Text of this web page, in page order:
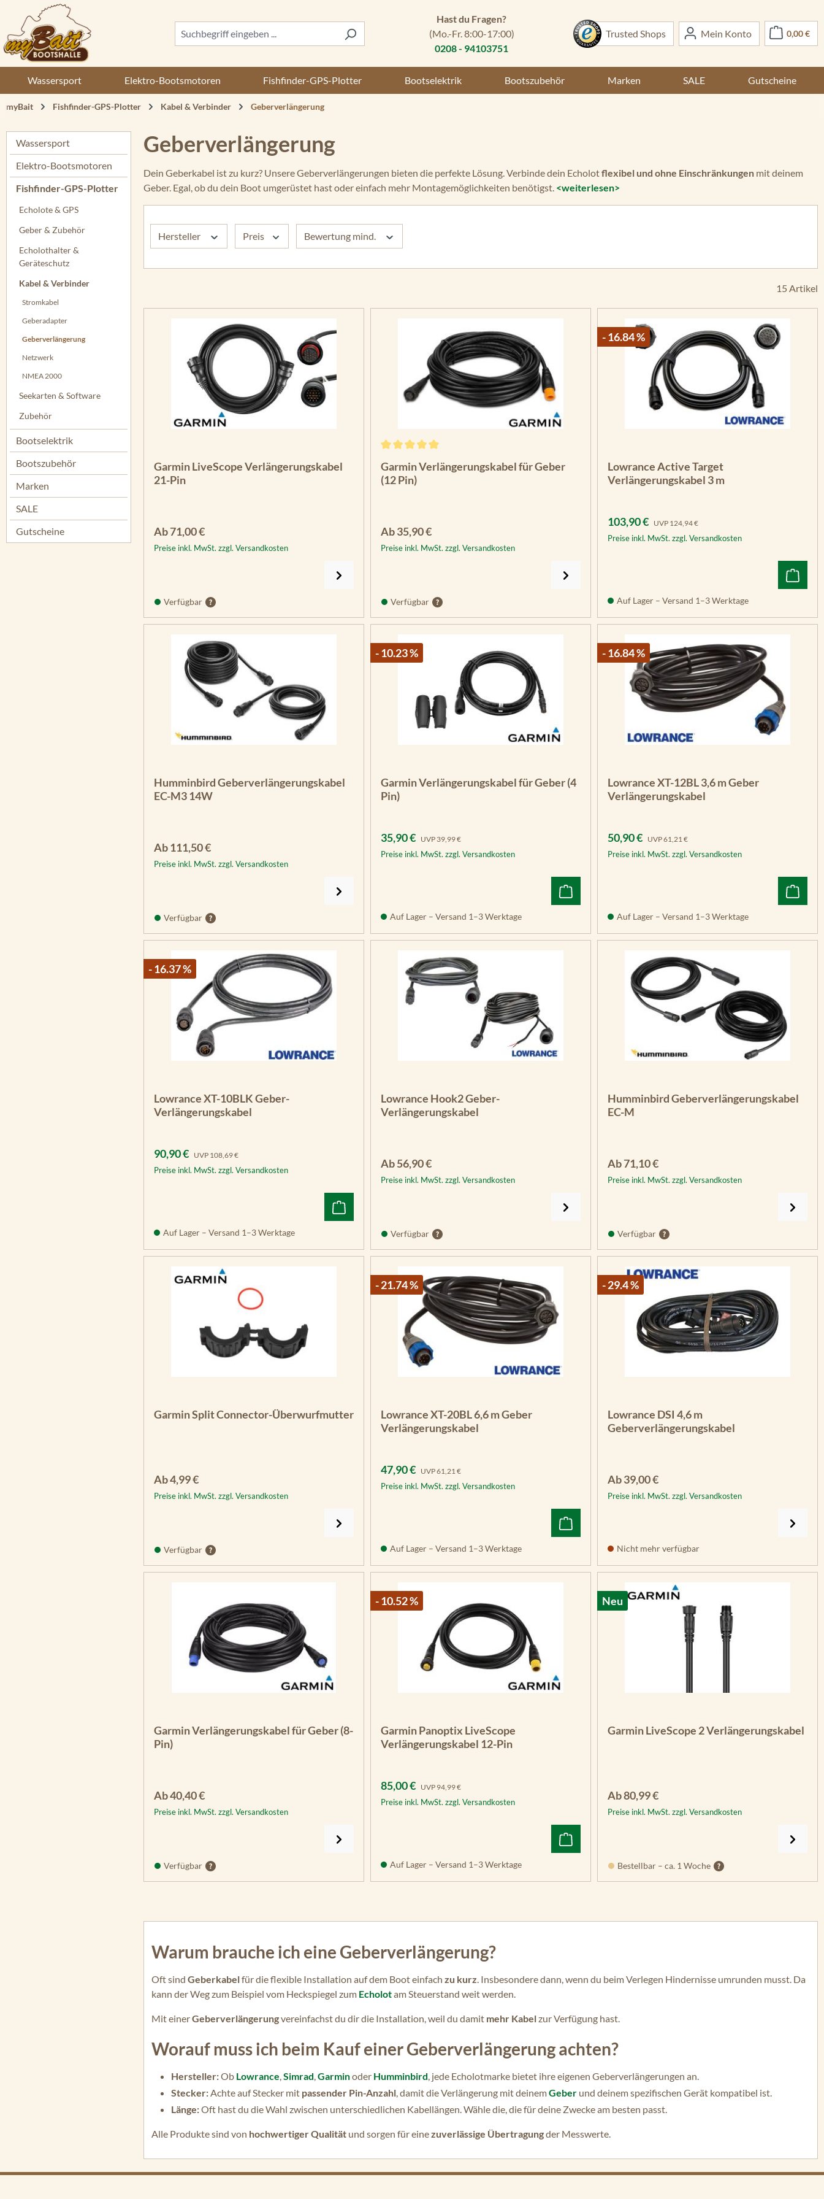
Hauptinhalt springen
Zur Suche springen
Zur Hauptnavigation springen
Hast du Fragen?
(Mo.-Fr. 8:00-17:00)
0208 - 94103751
Trusted Shops Mein Konto 0,00 €
Wassersport Elektro-Bootsmotoren Fishfinder-GPS-Plotter Bootselektrik Bootszubehör Marken SALE Gutscheine
myBait Fishfinder-GPS-Plotter Kabel & Verbinder Geberverlängerung
Wassersport
Elektro-Bootsmotoren
Fishfinder-GPS-Plotter
Echolote & GPS
Geber & Zubehör
Echolothalter &
Geräteschutz
Kabel & Verbinder
Stromkabel
Geberadapter
Geberverlängerung
Netzwerk
NMEA 2000
Seekarten & Software
Zubehör
Bootselektrik
Bootszubehör
Marken
SALE
Gutscheine
Geberverlängerung
Dein Geberkabel ist zu kurz? Unsere Geberverlängerungen bieten die perfekte Lösung. Verbinde dein Echolotflexibel und ohne Einschränkungen mit deinem
Geber. Egal, ob du dein Boot umgerüstet hast oder einfach mehr Montagemöglichkeiten benötigst. <weiterlesen>
Hersteller Preis Bewertung mind.
15 Artikel
Garmin LiveScope Verlängerungskabel
21-Pin
Regulärer Preis:
Ab71,00 €
Preise inkl. MwSt. zzgl. Versandkosten
Verfügbar
Garmin Verlängerungskabel für Geber
(12 Pin)
Regulärer Preis:
Ab35,90 €
Preise inkl. MwSt. zzgl. Versandkosten
Verfügbar
- 16.84 %
Lowrance Active Target
Verlängerungskabel 3 m
Verkaufspreis:
103,90 € UVP Regulärer Preis:
124,94 €
Preise inkl. MwSt. zzgl. Versandkosten
Auf Lager – Versand 1–3 Werktage
Humminbird Geberverlängerungskabel
EC-M3 14W
Regulärer Preis:
Ab111,50 €
Preise inkl. MwSt. zzgl. Versandkosten
Verfügbar
- 10.23 %
Garmin Verlängerungskabel für Geber (4
Pin)
Verkaufspreis:
35,90 € UVP Regulärer Preis:
39,99 €
Preise inkl. MwSt. zzgl. Versandkosten
Auf Lager – Versand 1–3 Werktage
- 16.84 %
Lowrance XT-12BL 3,6 m Geber
Verlängerungskabel
Verkaufspreis:
50,90 € UVP Regulärer Preis:
61,21 €
Preise inkl. MwSt. zzgl. Versandkosten
Auf Lager – Versand 1–3 Werktage
- 16.37 %
Lowrance XT-10BLK Geber-
Verlängerungskabel
Verkaufspreis:
90,90 € UVP Regulärer Preis:
108,69 €
Preise inkl. MwSt. zzgl. Versandkosten
Auf Lager – Versand 1–3 Werktage
Lowrance Hook2 Geber-
Verlängerungskabel
Regulärer Preis:
Ab56,90 €
Preise inkl. MwSt. zzgl. Versandkosten
Verfügbar
Humminbird Geberverlängerungskabel
EC-M
Regulärer Preis:
Ab71,10 €
Preise inkl. MwSt. zzgl. Versandkosten
Verfügbar
Garmin Split Connector-Überwurfmutter
Regulärer Preis:
Ab4,99 €
Preise inkl. MwSt. zzgl. Versandkosten
Verfügbar
- 21.74 %
Lowrance XT-20BL 6,6 m Geber
Verlängerungskabel
Verkaufspreis:
47,90 € UVP Regulärer Preis:
61,21 €
Preise inkl. MwSt. zzgl. Versandkosten
Auf Lager – Versand 1–3 Werktage
- 29.4 %
Lowrance DSI 4,6 m
Geberverlängerungskabel
Regulärer Preis:
Ab39,00 €
Preise inkl. MwSt. zzgl. Versandkosten
Nicht mehr verfügbar
Garmin Verlängerungskabel für Geber (8-
Pin)
Regulärer Preis:
Ab40,40 €
Preise inkl. MwSt. zzgl. Versandkosten
Verfügbar
- 10.52 %
Garmin Panoptix LiveScope
Verlängerungskabel 12-Pin
Verkaufspreis:
85,00 € UVP Regulärer Preis:
94,99 €
Preise inkl. MwSt. zzgl. Versandkosten
Auf Lager – Versand 1–3 Werktage
Neu
Garmin LiveScope 2 Verlängerungskabel
Regulärer Preis:
Ab80,99 €
Preise inkl. MwSt. zzgl. Versandkosten
Bestellbar – ca. 1 Woche
Warum brauche ich eine Geberverlängerung?
Oft sind Geberkabelfür die flexible Installation auf dem Boot einfach zu kurz. Insbesondere dann, wenn du beim Verlegen Hindernisse umrunden musst. Da
kann der Weg zum Beispiel vom Heckspiegel zum Echolotam Steuerstand weit werden.
Mit einerGeberverlängerungvereinfachst du dir die Installation, weil du damit mehr Kabelzur Verfügung hast.
Worauf muss ich beim Kauf einer Geberverlängerung achten?
Hersteller:Ob Lowrance,Simrad,Garminoder Humminbird, jede Echolotmarke bietet ihre eigenen Geberverlängerungen an.
Stecker:Achte auf Stecker mit passender Pin-Anzahl, damit die Verlängerung mit deinemGeber und deinem spezifischen Gerät kompatibel ist.
Länge:Oft hast du die Wahl zwischen unterschiedlichen Kabellängen. Wähle die, die für deine Zwecke am besten passt.
Alle Produkte sind von hochwertiger Qualität und sorgen für einezuverlässige Übertragungder Messwerte.